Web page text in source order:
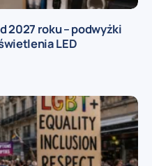
2027 roku – podwyżki
LED